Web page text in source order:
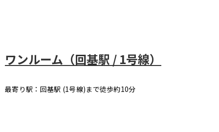
ワンルーム（回基駅 / 1号線）
最寄り駅：回基駅 (1号線)まで徒歩約10分